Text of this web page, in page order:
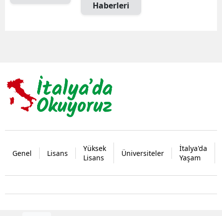
Haberleri
Genel Lisans
Yüksek
Lisans
Üniversiteler
İtalya'da
Yaşam